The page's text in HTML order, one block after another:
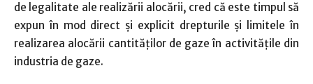
de legalitate ale realizării alocării, cred că este timpul să
expun în mod direct și explicit drepturile și limitele în
realizarea alocării cantităților de gaze în activitățile din
industria de gaze.